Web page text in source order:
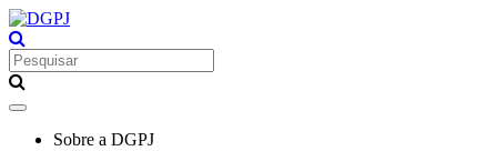
Toggle
navigationSobre a DGPJ